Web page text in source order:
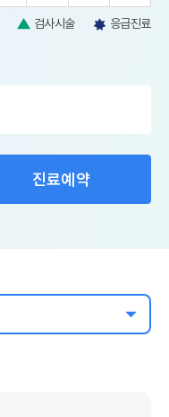
검검사시술
응응급진료
진료예약